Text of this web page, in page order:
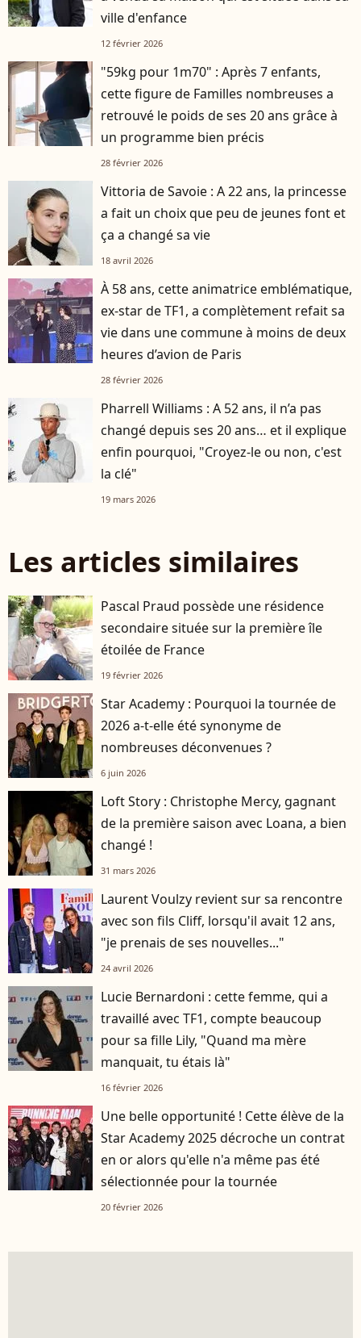
ville d'enfance
12 février 2026
"59kg pour 1m70" : Après 7 enfants,
cette figure de Familles nombreuses a
retrouvé le poids de ses 20 ans grâce à
un programme bien précis
28 février 2026
Vittoria de Savoie : A 22 ans, la princesse
a fait un choix que peu de jeunes font et
ça a changé sa vie
18 avril 2026
À 58 ans, cette animatrice emblématique,
ex-star de TF1, a complètement refait sa
vie dans une commune à moins de deux
heures d’avion de Paris
28 février 2026
Pharrell Williams : A 52 ans, il n’a pas
changé depuis ses 20 ans… et il explique
enfin pourquoi, "Croyez-le ou non, c'est
la clé"
19 mars 2026
Les articles similaires
Pascal Praud possède une résidence
secondaire située sur la première île
étoilée de France
19 février 2026
Star Academy : Pourquoi la tournée de
2026 a-t-elle été synonyme de
nombreuses déconvenues ?
6 juin 2026
Loft Story : Christophe Mercy, gagnant
de la première saison avec Loana, a bien
changé !
31 mars 2026
Laurent Voulzy revient sur sa rencontre
avec son fils Cliff, lorsqu'il avait 12 ans,
"je prenais de ses nouvelles..."
24 avril 2026
Lucie Bernardoni : cette femme, qui a
travaillé avec TF1, compte beaucoup
pour sa fille Lily, "Quand ma mère
manquait, tu étais là"
16 février 2026
Une belle opportunité ! Cette élève de la
Star Academy 2025 décroche un contrat
en or alors qu'elle n'a même pas été
sélectionnée pour la tournée
20 février 2026